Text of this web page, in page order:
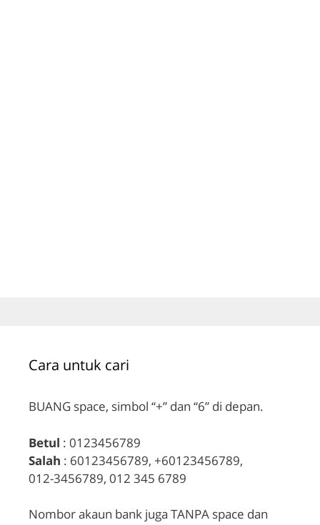
Cara untuk cari
BUANG space, simbol “+” dan “6” di depan.
Betul : 0123456789
Salah : 60123456789, +60123456789,
012-3456789, 012 345 6789
Nombor akaun bank juga TANPA space dan